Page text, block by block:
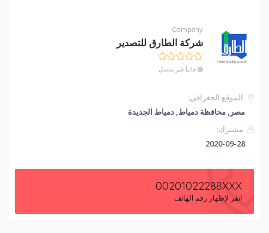
Company
شركة الطارق للتصدير
حالياً غير متصل
الموقع الجغرافي:
مصر, محافظة دمياط, دمياط الجديدة
مشترك:
2020-09-28
00201022288XXX
انقر لإظهار رقم الهاتف